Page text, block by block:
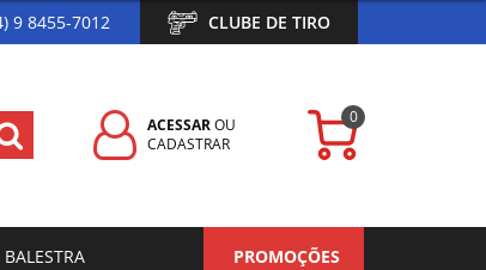
9 8455-7012 CLUBE DE TIRO
ACESSAROU
CADASTRAR
0
BALESTRA PROMOÇÕES